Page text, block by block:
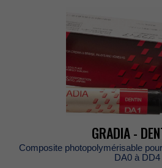
GRADIA-
DA0àDD4